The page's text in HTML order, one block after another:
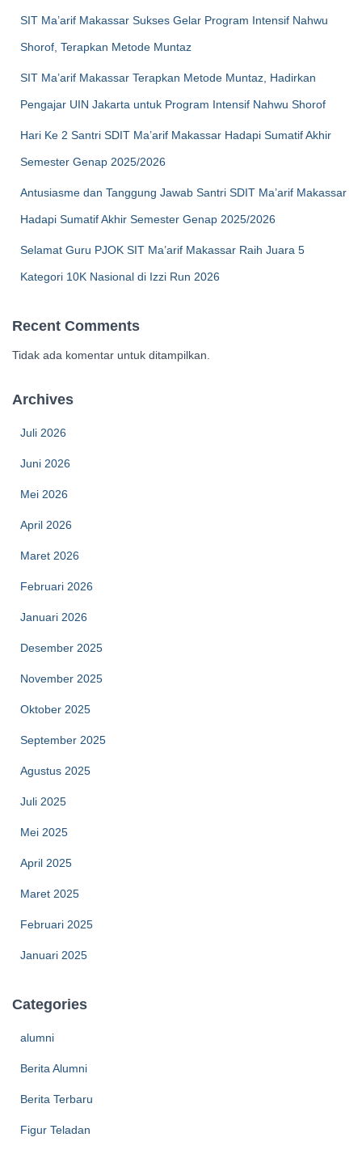
SIT Ma’arif Makassar Sukses Gelar Program Intensif Nahwu
Shorof, Terapkan Metode Muntaz
SIT Ma’arif Makassar Terapkan Metode Muntaz, Hadirkan
Pengajar UIN Jakarta untuk Program Intensif Nahwu Shorof
Hari Ke 2 Santri SDIT Ma’arif Makassar Hadapi Sumatif Akhir
Semester Genap 2025/2026
Antusiasme dan Tanggung Jawab Santri SDIT Ma’arif Makassar
Hadapi Sumatif Akhir Semester Genap 2025/2026
Selamat Guru PJOK SIT Ma’arif Makassar Raih Juara 5
Kategori 10K Nasional di Izzi Run 2026
Recent Comments
Tidak ada komentar untuk ditampilkan.
Archives
Juli 2026
Juni 2026
Mei 2026
April 2026
Maret 2026
Februari 2026
Januari 2026
Desember 2025
November 2025
Oktober 2025
September 2025
Agustus 2025
Juli 2025
Mei 2025
April 2025
Maret 2025
Februari 2025
Januari 2025
Categories
alumni
Berita Alumni
Berita Terbaru
Figur Teladan